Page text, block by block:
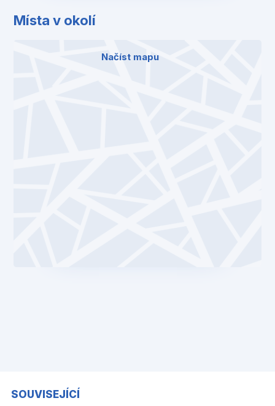
Místa v okolí
Načíst mapu
SOUVISEJÍCÍ